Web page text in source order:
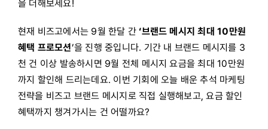
을 더해보세요!
현재 비즈고에서는 9월 한달 간‘브랜드 메시지 최대 10만원
혜택 프로모션’을 진행 중입니다. 기간 내 브랜드 메시지를 3
천 건 이상 발송하시면 9월 전체 메시지 요금을 최대 10만원
까지 할인해 드리는데요. 이번 기회에 오늘 배운 추석 마케팅
전략을 비즈고 브랜드 메시지로 직접 실행해보고, 요금 할인
혜택까지 챙겨가시는 건 어떨까요?